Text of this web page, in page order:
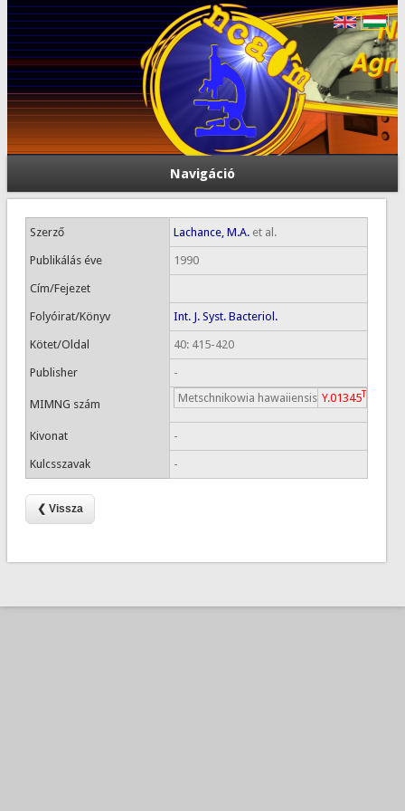
Navigáció
Szerző Lachance, M.A.et al.
Publikálás éve 1990
Cím/Fejezet
Folyóirat/Könyv Int. J. Syst. Bacteriol.
Kötet/Oldal 40: 415-420
Publisher -
MIMNG szám Metschnikowia hawaiiensis Y.01345T
Kivonat -
Kulcsszavak -